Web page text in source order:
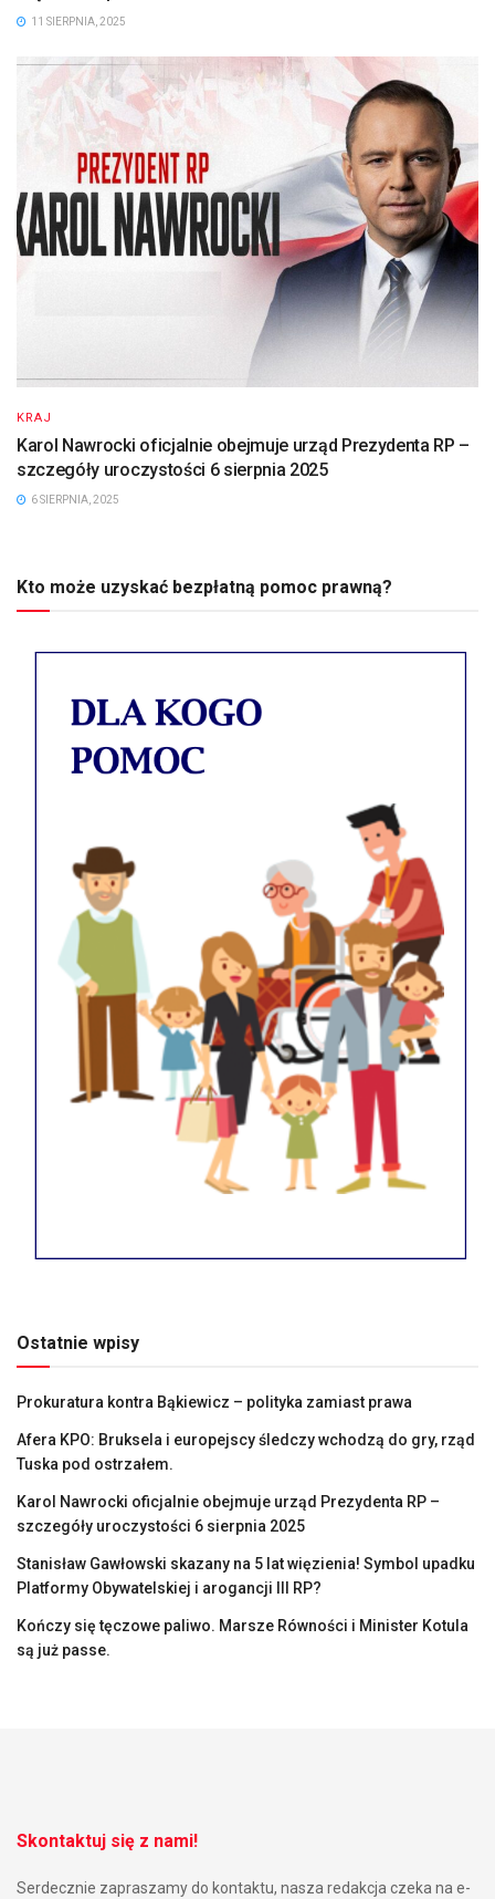
11 SIERPNIA, 2025
KRAJ
Karol Nawrocki oficjalnie obejmuje urząd Prezydenta RP –
szczegóły uroczystości 6 sierpnia 2025
6 SIERPNIA, 2025
Kto może uzyskać bezpłatną pomoc prawną?
Ostatnie wpisy
Prokuratura kontra Bąkiewicz – polityka zamiast prawa
Afera KPO: Bruksela i europejscy śledczy wchodzą do gry, rząd
Tuska pod ostrzałem.
Karol Nawrocki oficjalnie obejmuje urząd Prezydenta RP –
szczegóły uroczystości 6 sierpnia 2025
Stanisław Gawłowski skazany na 5 lat więzienia! Symbol upadku
Platformy Obywatelskiej i arogancji III RP?
Kończy się tęczowe paliwo. Marsze Równości i Minister Kotula
są już passe.
Skontaktuj się z nami!
Serdecznie zapraszamy do kontaktu, nasza redakcja czeka na e-